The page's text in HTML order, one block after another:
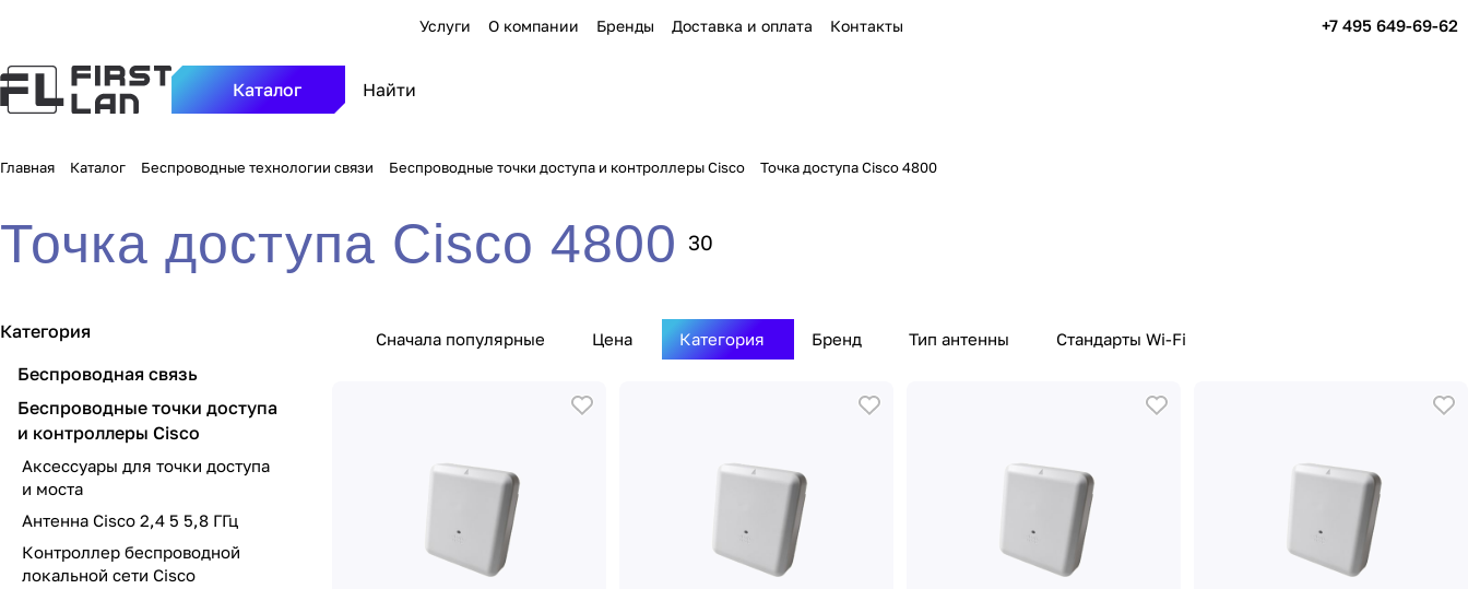
Услуги О компании Бренды Доставка и оплата Контакты +7 495 649-69-62
Каталог
Главная Каталог Беспроводные технологии связи Беспроводные точки доступа и контроллеры Cisco Точка доступа Cisco 4800
Точка доступа Cisco 4800 30
Сначала популярные Цена Категория Бренд Тип антенны Стандарты Wi-Fi
Категория
Беспроводная связь
Беспроводные точки доступа
и контроллеры Cisco
Аксессуары для точки доступа
и моста
Антенна Cisco 2,4 5 5,8 ГГц
Контроллер беспроводной
локальной сети Cisco